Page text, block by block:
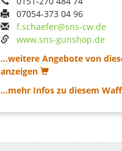
07054-373 04 96
f.schaefer@sns-cw.de
www.sns-gunshop.de
...weitere Angebote von
anzeigen
...mehr Infos zu diesem